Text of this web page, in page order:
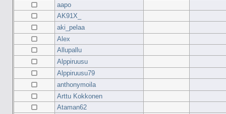
aapo
AK91X_
aki_pelaa
Alex
Allupallu
Alppiruusu
Alppiruusu79
anthonymoila
Arttu Kokkonen
Ataman62